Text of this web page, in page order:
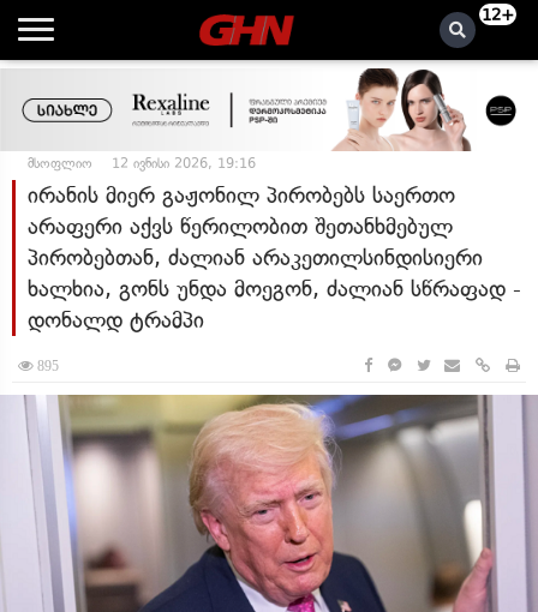
12+
მსოფლიო 12 ივნისი 2026, 19:16
ირანის მიერ გაჟონილ პირობებს საერთო
არაფერი აქვს წერილობით შეთანხმებულ
პირობებთან, ძალიან არაკეთილსინდისიერი
ხალხია, გონს უნდა მოეგონ, ძალიან სწრაფად -
დონალდ ტრამპი
895